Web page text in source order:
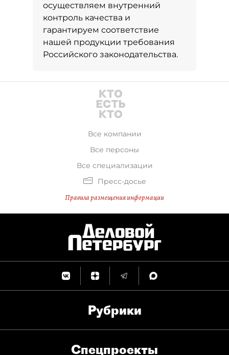
осуществляем внутренний
контроль качества и
гарантируем соответствие
нашей продукции требования
Российского законодательства.
Все компании
Все персоны
Все специализации
Пресс-досье
Правила размещения информации
Рубрики
Спец­проекты